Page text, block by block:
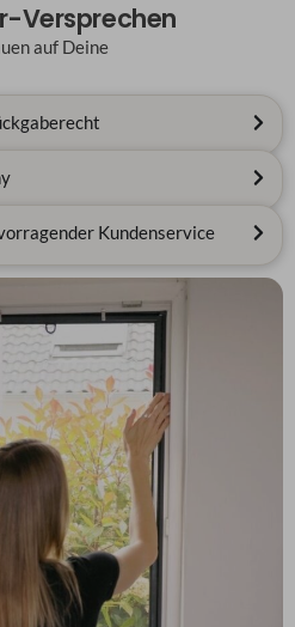
Versprechen
auf Deine
Kundenservice